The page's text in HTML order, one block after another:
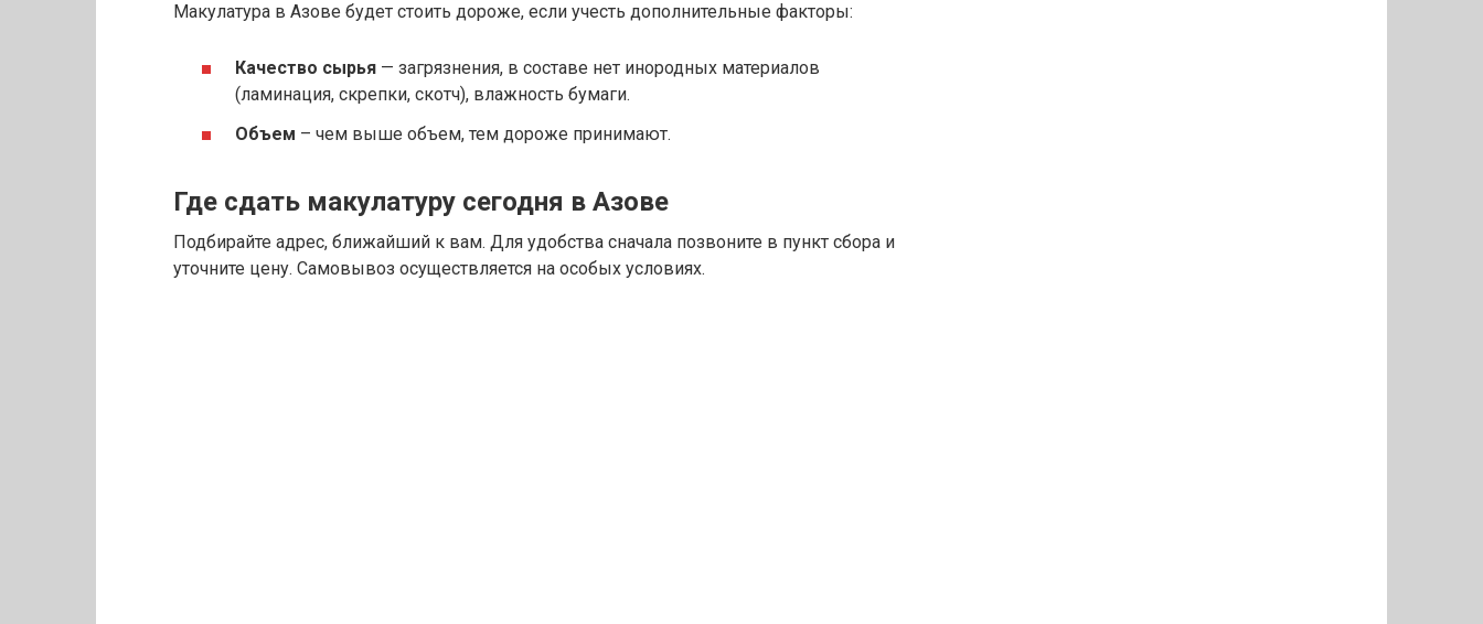
Макулатура в Азове будет стоить дороже, если учесть дополнительные факторы:
Качество сырья — загрязнения, в составе нет инородных материалов
(ламинация, скрепки, скотч), влажность бумаги.
Объем – чем выше объем, тем дороже принимают.
Где сдать макулатуру сегодня в Азове
Подбирайте адрес, ближайший к вам. Для удобства сначала позвоните в пункт сбора и
уточните цену. Самовывоз осуществляется на особых условиях.